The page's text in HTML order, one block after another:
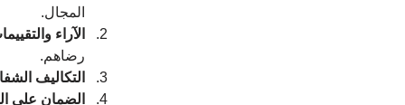
المجال.
الآراء
رضاهم.
التكاليف
الضمان على